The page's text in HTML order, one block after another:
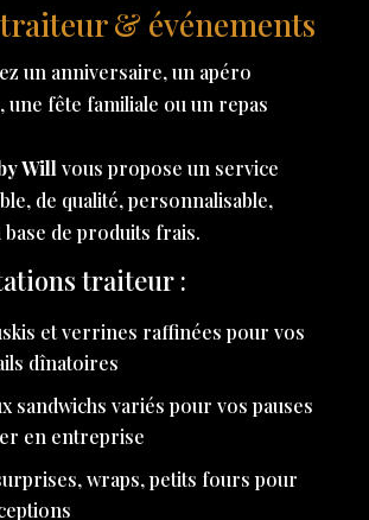
& événements
un anniversaire, un apéro
fête familiale ou un repas
Willvous propose un service
de qualité, personnalisable,
de produits frais.
traiteur :
et verrines raffinées pour vos
dînatoires
sandwichs variés pour vos pauses
en entreprise
wraps, petits fours pour